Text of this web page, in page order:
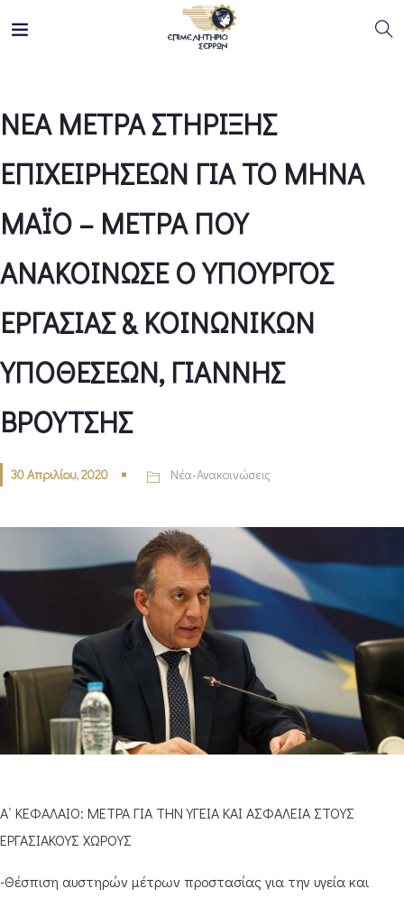
ΝΕΑ ΜΕΤΡΑ ΣΤΗΡΙΞΗΣ
ΕΠΙΧΕΙΡΗΣΕΩΝ ΓΙΑ ΤΟ ΜΗΝΑ
ΜΑΪΟ – ΜΕΤΡΑ ΠΟΥ
ΑΝΑΚΟΙΝΩΣΕ Ο ΥΠΟΥΡΓΟΣ
ΕΡΓΑΣΙΑΣ & ΚΟΙΝΩΝΙΚΩΝ
ΥΠΟΘΕΣΕΩΝ, ΓΙΑΝΝΗΣ
ΒΡΟΥΤΣΗΣ
30 Απριλίου, 2020 Νέα-Ανακοινώσεις
Α΄ ΚΕΦΑΛΑΙΟ: ΜΕΤΡΑ ΓΙΑ ΤΗΝ ΥΓΕΙΑ ΚΑΙ ΑΣΦΑΛΕΙΑ ΣΤΟΥΣ
ΕΡΓΑΣΙΑΚΟΥΣ ΧΩΡΟΥΣ
-Θέσπιση αυστηρών μέτρων προστασίας για την υγεία και